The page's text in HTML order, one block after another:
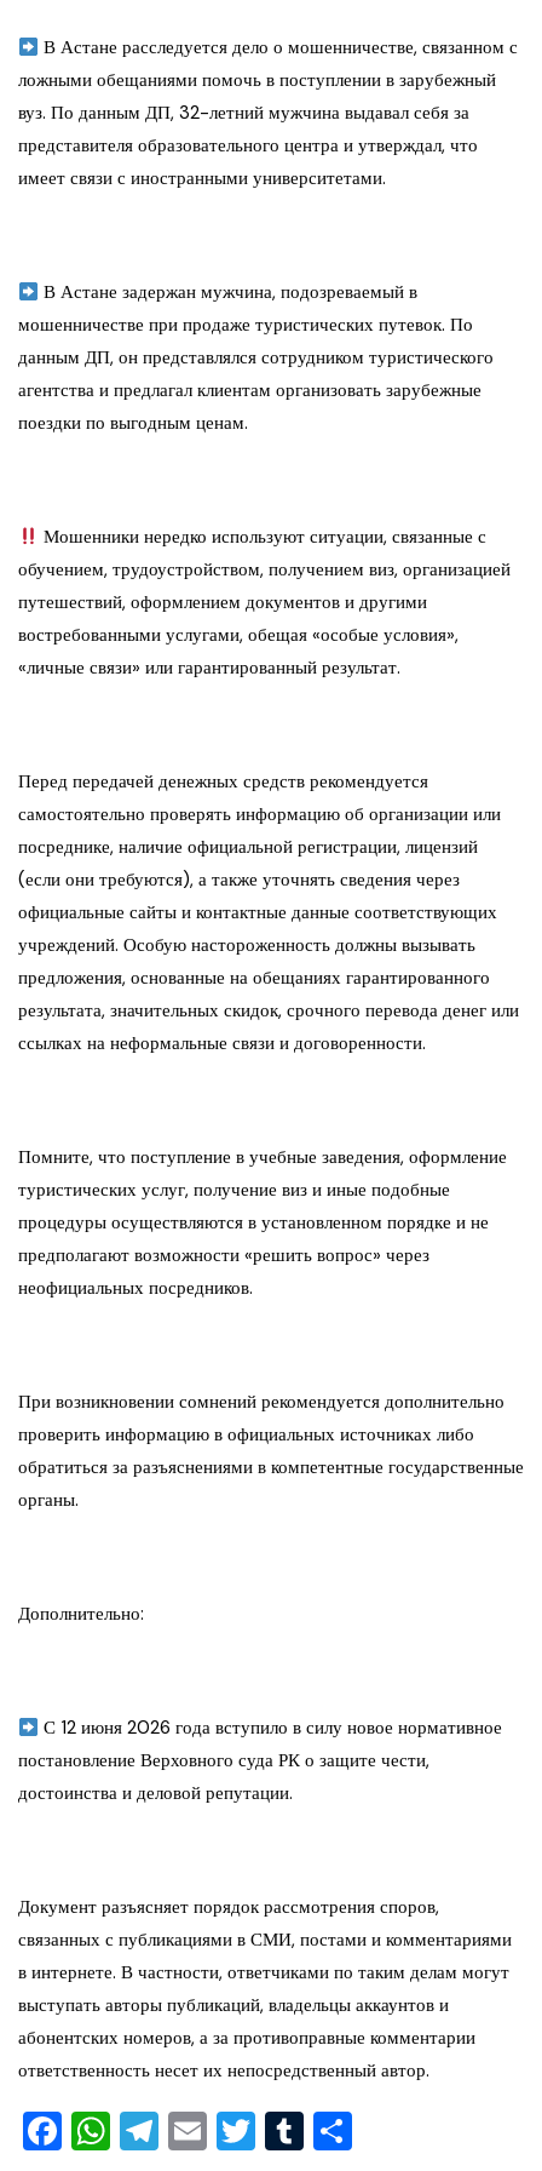
В Астане расследуется дело о мошенничестве, связанном с
ложными обещаниями помочь в поступлении в зарубежный
вуз. По данным ДП, 32-летний мужчина выдавал себя за
представителя образовательного центра и утверждал, что
имеет связи с иностранными университетами.
В Астане задержан мужчина, подозреваемый в
мошенничестве при продаже туристических путевок. По
данным ДП, он представлялся сотрудником туристического
агентства и предлагал клиентам организовать зарубежные
поездки по выгодным ценам.
Мошенники нередко используют ситуации, связанные с
обучением, трудоустройством, получением виз, организацией
путешествий, оформлением документов и другими
востребованными услугами, обещая «особые условия»,
«личные связи» или гарантированный результат.
Перед передачей денежных средств рекомендуется
самостоятельно проверять информацию об организации или
посреднике, наличие официальной регистрации, лицензий
(если они требуются), а также уточнять сведения через
официальные сайты и контактные данные соответствующих
учреждений. Особую настороженность должны вызывать
предложения, основанные на обещаниях гарантированного
результата, значительных скидок, срочного перевода денег или
ссылках на неформальные связи и договоренности.
Помните, что поступление в учебные заведения, оформление
туристических услуг, получение виз и иные подобные
процедуры осуществляются в установленном порядке и не
предполагают возможности «решить вопрос» через
неофициальных посредников.
При возникновении сомнений рекомендуется дополнительно
проверить информацию в официальных источниках либо
обратиться за разъяснениями в компетентные государственные
органы.
Дополнительно:
С 12 июня 2026 года вступило в силу новое нормативное
постановление Верховного суда РК о защите чести,
достоинства и деловой репутации.
Документ разъясняет порядок рассмотрения споров,
связанных с публикациями в СМИ, постами и комментариями
в интернете. В частности, ответчиками по таким делам могут
выступать авторы публикаций, владельцы аккаунтов и
абонентских номеров, а за противоправные комментарии
ответственность несет их непосредственный автор.
F W T E T T